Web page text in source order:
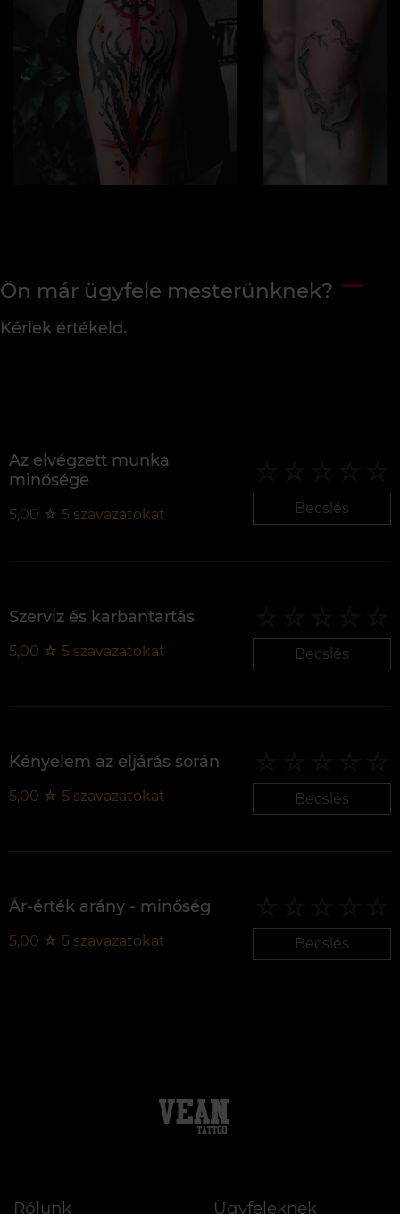
Ön már ügyfele mesterünknek?
Kérlek értékeld.
Az elvégzett munka
minősége
5,00 ☆ 5 szavazatokat Becslés
Szerviz és karbantartás
5,00 ☆ 5 szavazatokat Becslés
Kényelem az eljárás során
5,00 ☆ 5 szavazatokat Becslés
Ár-érték arány - minőség
5,00 ☆ 5 szavazatokat Becslés
Rólunk Ügyfeleknek